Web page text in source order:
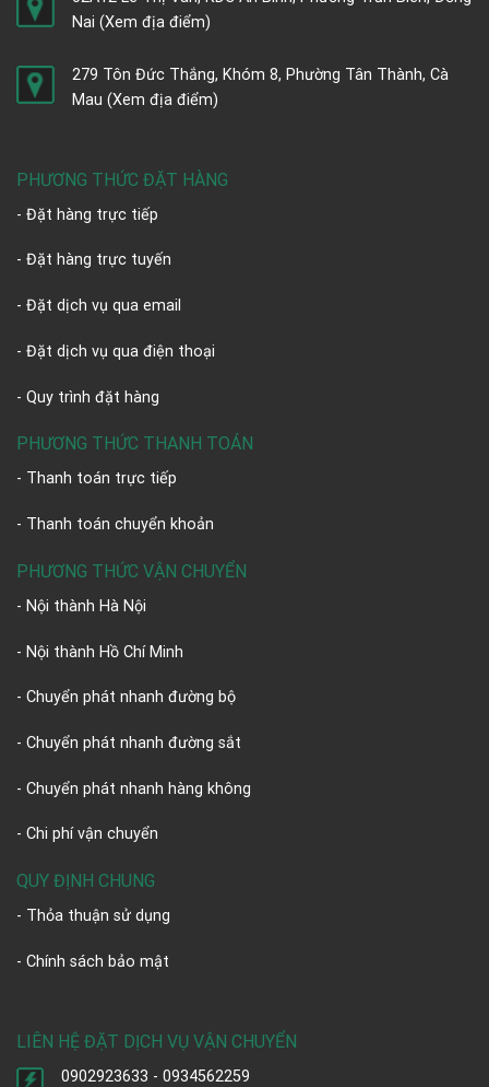
Nai (Xem địa điểm)
279 Tôn Đức Thắng, Khóm 8, Phường Tân Thành, Cà
Mau (Xem địa điểm)
PHƯƠNG THỨC ĐẶT HÀNG
- Đặt hàng trực tiếp
- Đặt hàng trực tuyến
- Đặt dịch vụ qua email
- Đặt dịch vụ qua điện thoại
- Quy trình đặt hàng
PHƯƠNG THỨC THANH TOÁN
- Thanh toán trực tiếp
- Thanh toán chuyển khoản
PHƯƠNG THỨC VẬN CHUYỂN
- Nội thành Hà Nội
- Nội thành Hồ Chí Minh
- Chuyển phát nhanh đường bộ
- Chuyển phát nhanh đường sắt
- Chuyển phát nhanh hàng không
- Chi phí vận chuyển
QUY ĐỊNH CHUNG
- Thỏa thuận sử dụng
- Chính sách bảo mật
LIÊN HỆ ĐẶT DỊCH VỤ VẬN CHUYỂN
0902923633 - 0934562259